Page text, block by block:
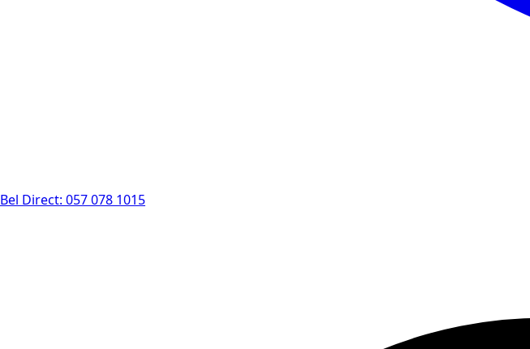
Bel Direct: 057 078 1015